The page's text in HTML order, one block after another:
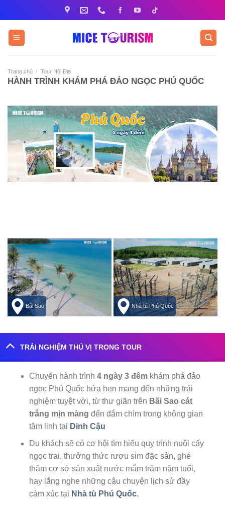
qua
nội
dung
Trang chủ / Tour Nội Địa
HÀNH TRÌNH KHÁM PHÁ ĐẢO NGỌC PHÚ QUỐC
Bãi Sao Nhà tù Phú Quốc
TRẢI NGHIỆM THÚ VỊ TRONG TOUR
Chuyến hành trình 4 ngày 3 đêmkhám phá đảo
ngọc Phú Quốc hứa hẹn mang đến những trải
nghiệm tuyệt vời, từ thư giãn trên Bãi Sao cát
trắng mịn màng đến đắm chìm trong không gian
tâm linh tại Dinh Cậu
Du khách sẽ có cơ hội tìm hiểu quy trình nuôi cấy
ngọc trai, thưởng thức rượu sim đặc sản, ghé
thăm cơ sở sản xuất nước mắm trăm năm tuổi,
hay lắng nghe những câu chuyện lịch sử đầy
cảm xúc tại Nhà tù Phú Quốc.